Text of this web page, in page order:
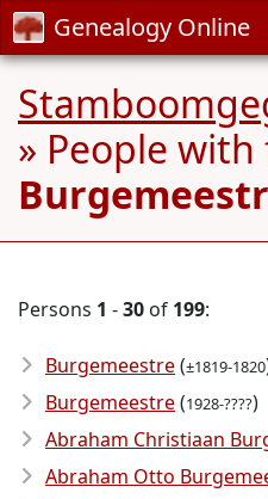
Genealogy Online
» People
Persons 1 -30 of 199:
Burgemeestre(±1819-1820
Burgemeestre(1928-????)
Abraham Christiaan
Abraham Otto